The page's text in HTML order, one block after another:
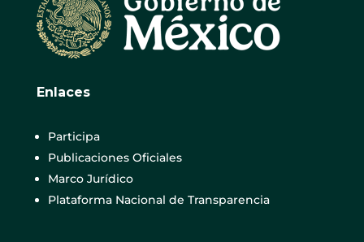
Enlaces
Participa
Publicaciones Oficiales
Marco Jurídico
Plataforma Nacional de Transparencia